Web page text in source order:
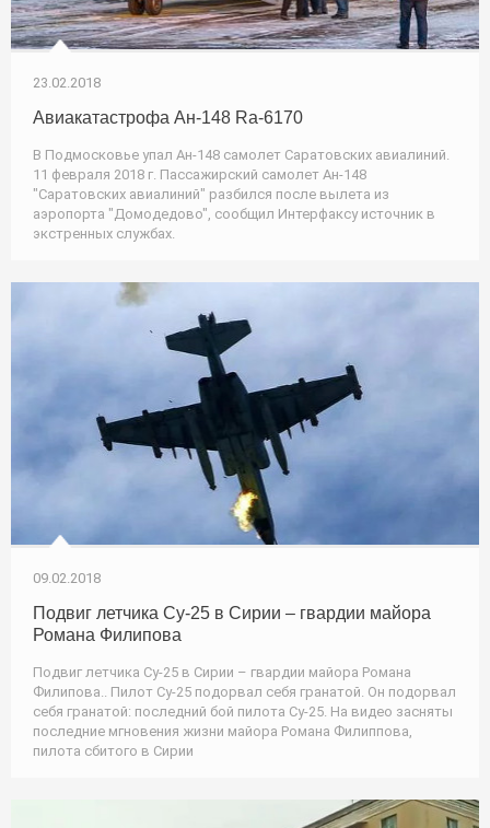
23.02.2018
Авиакатастрофа Ан-148 Ra-6170
В Подмосковье упал Ан-148 самолет Саратовских авиалиний.
11 февраля 2018 г. Пассажирский самолет Ан-148
"Саратовских авиалиний" разбился после вылета из
аэропорта "Домодедово", сообщил Интерфаксу источник в
экстренных службах.
09.02.2018
Подвиг летчика Су-25 в Сирии – гвардии майора
Романа Филипова
Подвиг летчика Су-25 в Сирии – гвардии майора Романа
Филипова.. Пилот Су-25 подорвал себя гранатой. Он подорвал
себя гранатой: последний бой пилота Су-25. На видео засняты
последние мгновения жизни майора Романа Филиппова,
пилота сбитого в Сирии